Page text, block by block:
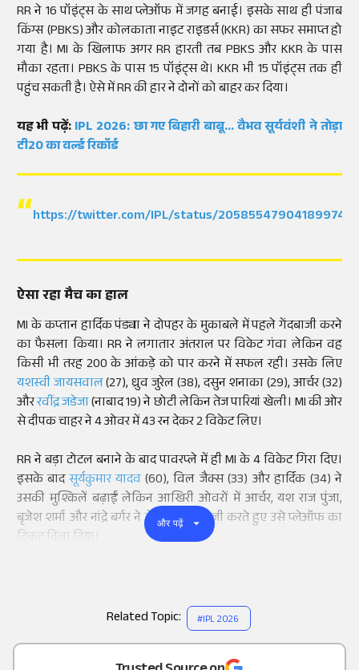
as a
RR ने 16 पॉइंट्स के साथ प्लेऑफ में जगह बनाई। इसके साथ ही पंजाब
किंग्स (PBKS) और कोलकाता नाइट राइडर्स (KKR) का सफर समाप्त हो
गया है। MI के खिलाफ अगर RR हारती तब PBKS और KKR के पास
मौका रहता। PBKS के पास 15 पॉइंट्स थे। KKR भी 15 पॉइंट्स तक ही
पहुंच सकती है। ऐसे में RR की हार ने दोनों को बाहर कर दिया।
यह भी पढ़ें:IPL 2026: छा गए बिहारी बाबू... वैभव सूर्यवंशी ने तोड़ा
टी20 का वर्ल्ड रिकॉर्ड
https://twitter.com/IPL/status/2058554790418997431
ऐसा रहा मैच का हाल
MI के कप्तान हार्दिक पंड्या ने दोपहर के मुकाबले में पहले गेंदबाजी करने
का फैसला किया। RR ने लगातार अंतराल पर विकेट गंवा लेकिन वह
किसी भी तरह 200 के आंकड़े को पार करने में सफल रही। उसके लिए
यशस्वी जायसवाल(27), ध्रुव जुरेल (38), दसुन शनाका (29), आर्चर (32)
औररवींद्र जडेजा(नाबाद 19) ने छोटी लेकिन तेज पारियां खेली। MI की ओर
से दीपक चाहर ने 4 ओवर में 43 रन देकर 2 विकेट लिए।
RR ने बड़ा टोटल बनाने के बाद पावरप्ले में ही MI के 4 विकेट गिरा दिए।
इसके बादसूर्यकुमार यादव(60), विल जैक्स (33) और हार्दिक (34) ने
उसकी मुश्किलें बढ़ाईं लेकिन आखिरी ओवरों में आर्चर, यश राज पुंजा,
बृजेश शर्मा और नांद्रे बर्गर ने बेहतरीन गेंदबाजी करते हुए उसे प्लेऑफ का
टिकट दिला दिया।
और पढ़ें
Related Topic: #IPL 2026